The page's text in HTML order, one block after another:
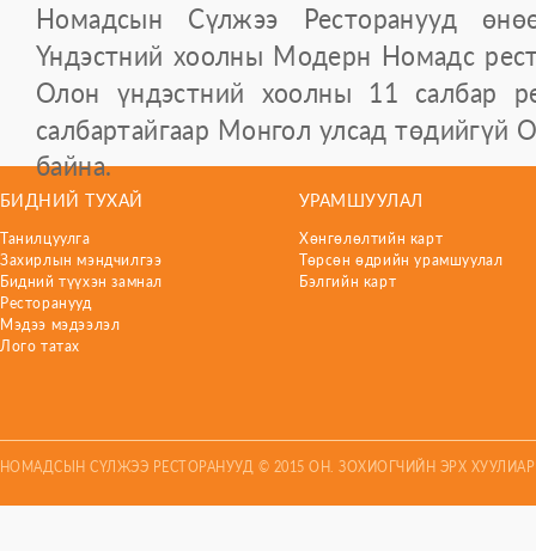
Номадсын Сүлжээ Ресторанууд
Үндэстний хоолны Модерн Номадс
Олон үндэстний хоолны 11 салбар
салбартайгаар Монгол улсад төдийгүй
байна.
БИДНИЙ ТУХАЙ
Танилцуулга
Захирлын мэндчилгээ
Бидний түүхэн замнал
Ресторанууд
Мэдээ мэдээлэл
Лого татах
УРАМШУУЛАЛ
Хөнгөлөлтийн карт
Төрсөн өдрийн урамшуулал
Бэлгийн карт
НОМАДСЫН СҮЛЖЭЭ РЕСТОРАНУУД © 2015 ОН. ЗОХИОГЧИЙН ЭРХ